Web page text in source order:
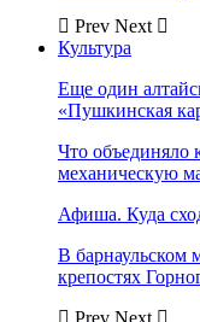
Prev Next
Культура
Еще один
«Пушкинская
Что объединяло
механическую
Афиша. Куда
В барнаульском
крепостях
Prev Next